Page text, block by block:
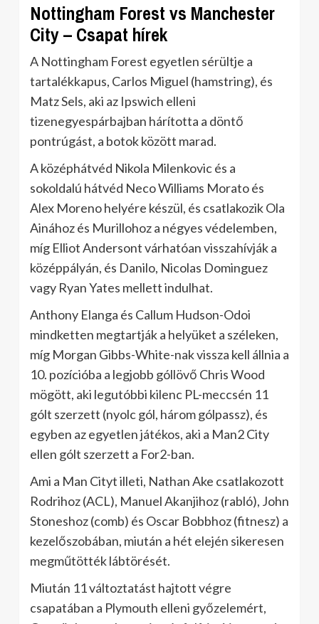
Nottingham Forest vs Manchester
City – Csapat hírek
A Nottingham Forest egyetlen sérültje a
tartalékkapus, Carlos Miguel (hamstring), és
Matz Sels, aki az Ipswich elleni
tizenegyespárbajban hárította a döntő
pontrúgást, a botok között marad.
A középhátvéd Nikola Milenkovic és a
sokoldalú hátvéd Neco Williams Morato és
Alex Moreno helyére készül, és csatlakozik Ola
Ainához és Murillohoz a négyes védelemben,
míg Elliot Andersont várhatóan visszahívják a
középpályán, és Danilo, Nicolas Dominguez
vagy Ryan Yates mellett indulhat.
Anthony Elanga és Callum Hudson-Odoi
mindketten megtartják a helyüket a széleken,
míg Morgan Gibbs-White-nak vissza kell állnia a
10. pozícióba a legjobb góllövő Chris Wood
mögött, aki legutóbbi kilenc PL-meccsén 11
gólt szerzett (nyolc gól, három gólpassz), és
egyben az egyetlen játékos, aki a Man2 City
ellen gólt szerzett a For2-ban.
Ami a Man Cityt illeti, Nathan Ake csatlakozott
Rodrihoz (ACL), Manuel Akanjihoz (rabló), John
Stoneshoz (comb) és Oscar Bobbhoz (fitnesz) a
kezelőszobában, miután a hét elején sikeresen
megműtötték lábtörését.
Miután 11 változtatást hajtott végre
csapatában a Plymouth elleni győzelemért,